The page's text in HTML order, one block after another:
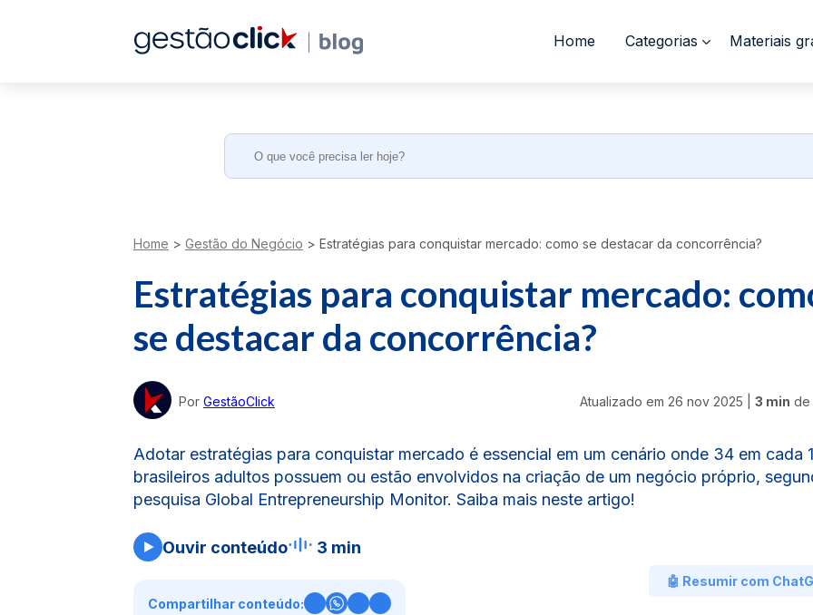
Home Categorias Materiais
Search
Home > Gestão do Negócio > Estratégias para conquistar mercado: como se destacar da concorrência?
Estratégias para conquistar mercado:
se destacar da concorrência?
Por GestãoClick Atualizado em 26 nov 2025 3 min de
Adotar estratégias para conquistar mercado é essencial em um cenário onde 34 em cada
brasileiros adultos possuem ou estão envolvidos na criação de um negócio próprio,
pesquisa Global Entrepreneurship Monitor. Saiba mais neste artigo!
Ouvir conteúdo 3 min
🤖 Resumir com
Compartilhar conteúdo: